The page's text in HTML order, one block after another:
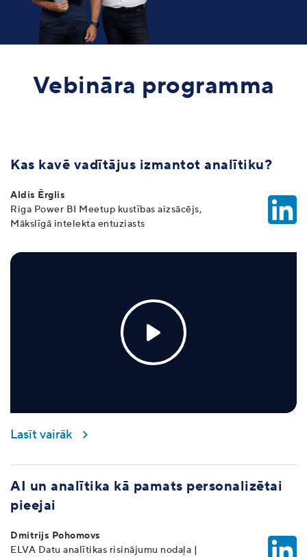
Vebināra programma
Kas kavē vadītājus izmantot analītiku?
Aldis Ērglis
Riga Power BI Meetup kustības aizsācējs,
Mākslīgā intelekta entuziasts
Lasīt vairāk
AI un analītika kā pamats personalizētai
pieejai
Dmitrijs Pohomovs
ELVA Datu analītikas risinājumu nodaļa |